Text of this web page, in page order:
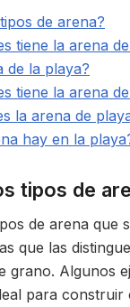
de arena?
tiene la arena
de la playa?
tiene la arena
la arena de
hay en la
tipos de
de arena
que las
grano. Algunos
para